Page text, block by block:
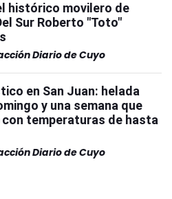
histórico movilero de
Sur Roberto "Toto"
Diario de Cuyo
en San Juan: helada
y una semana que
con temperaturas de hasta
Diario de Cuyo